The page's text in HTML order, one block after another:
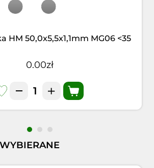
HM 50,0x5,5x1,1mm MG06 <35
0.00zł